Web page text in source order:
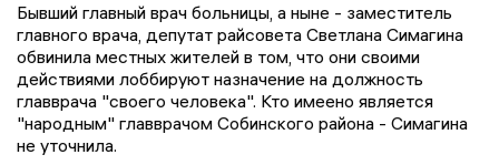
Бывший главный врач больницы, а ныне - заместитель
главного врача, депутат райсовета Светлана Симагина
обвинила местных жителей в том, что они своими
действиями лоббируют назначение на должность
главврача "своего человека". Кто имеено является
"народным" главврачом Собинского района - Симагина
не уточнила.